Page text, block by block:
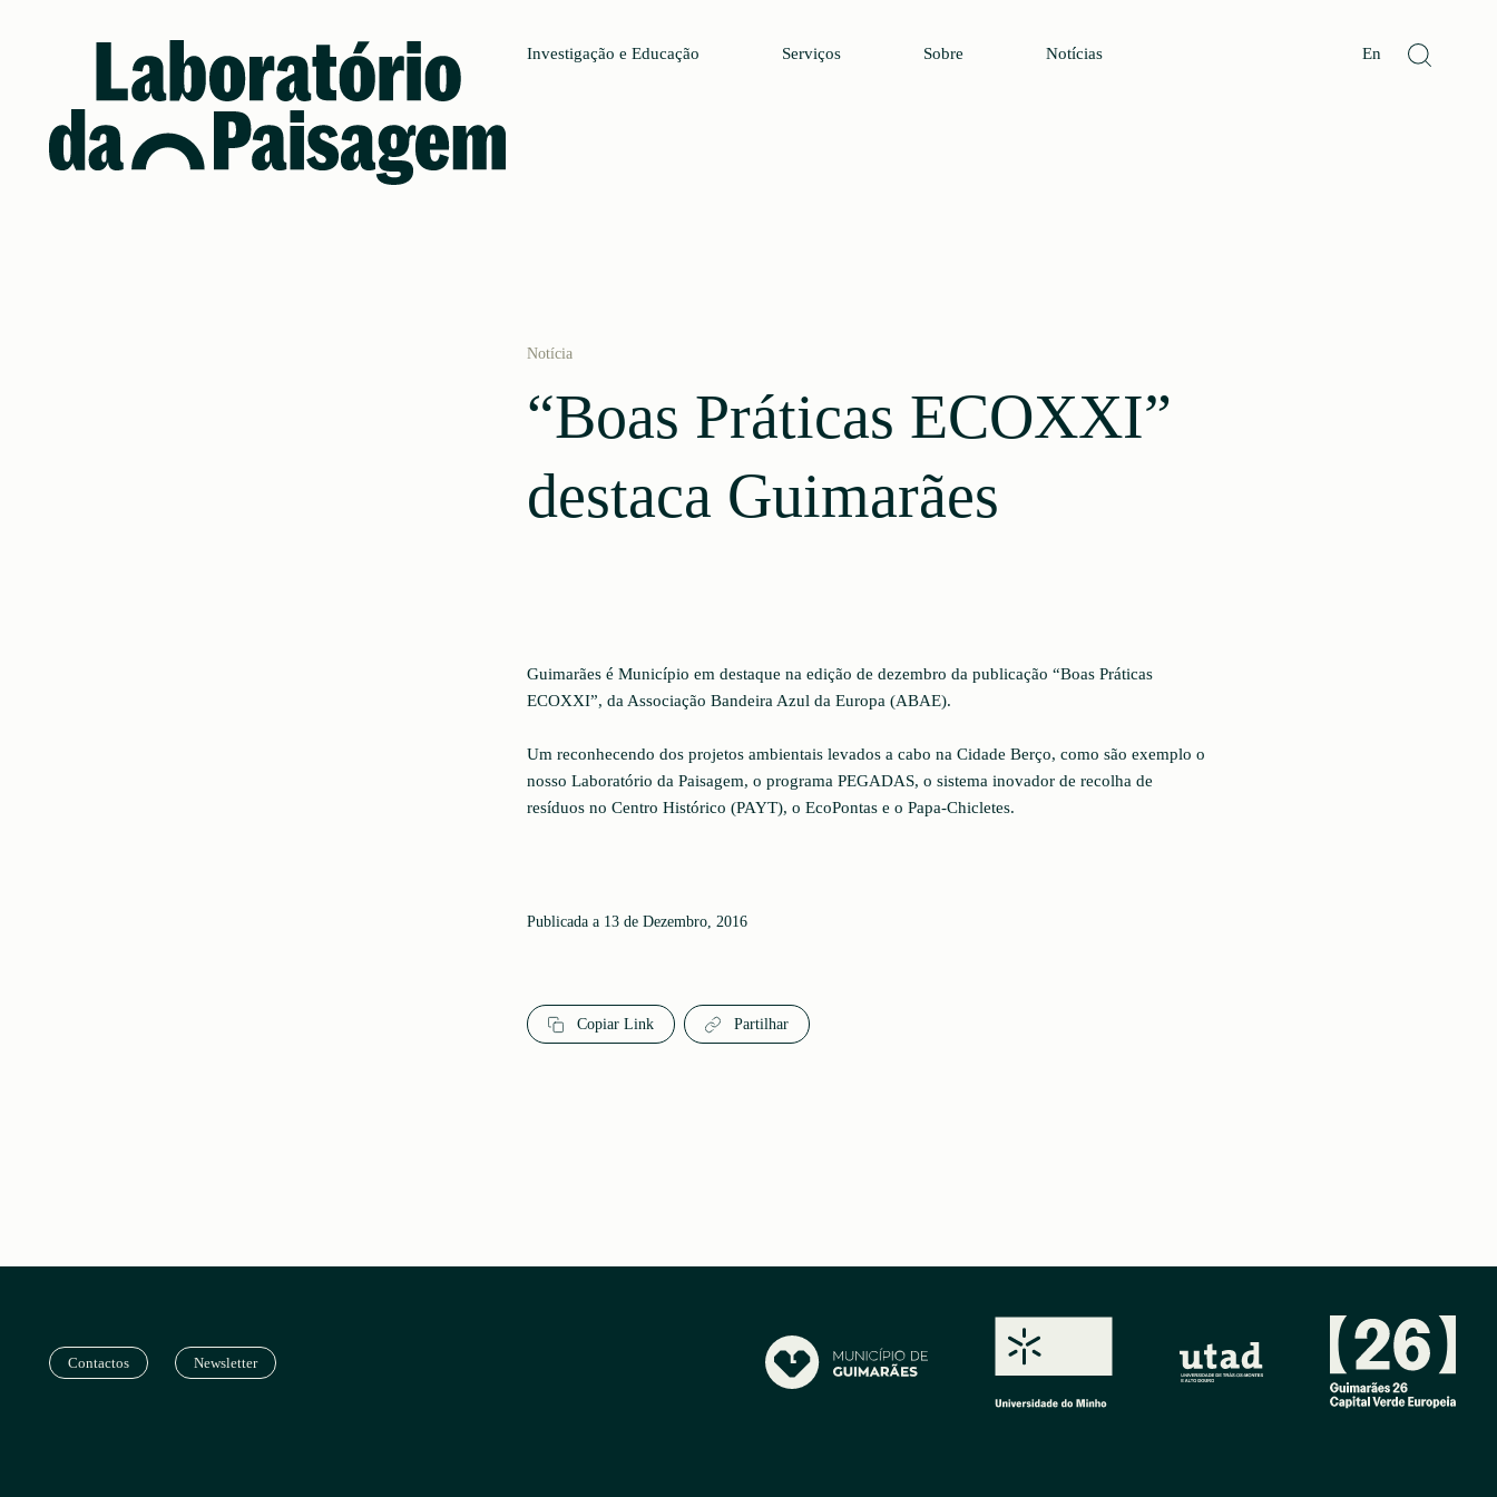
Investigação e Educação Serviços Sobre Notícias En
Notícia
“Boas Práticas ECOXXI”
destaca Guimarães
Guimarães é Município em destaque na edição de dezembro da publicação “Boas Práticas
ECOXXI”, da Associação Bandeira Azul da Europa (ABAE).
Um reconhecendo dos projetos ambientais levados a cabo na Cidade Berço, como são exemplo o
nosso Laboratório da Paisagem, o programa PEGADAS, o sistema inovador de recolha de
resíduos no Centro Histórico (PAYT), o EcoPontas e o Papa-Chicletes.
Publicada a 13 de Dezembro, 2016
Copiar Link Partilhar
Contactos Newsletter